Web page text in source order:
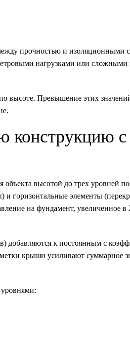
прочностью и изоляционными
нагрузками или сложными
высоте. Превышение этих
конструкцию
высотой до трех уровней
горизонтальные элементы
на фундамент, увеличенное в
добавляются к постоянным с
крыши усиливают суммарное